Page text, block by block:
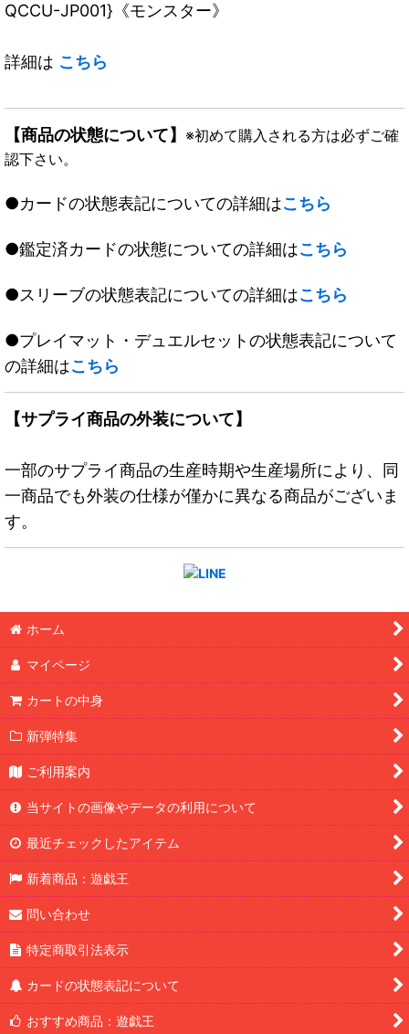
QCCU-JP001}《モンスター》
詳細は こちら
【商品の状態について】 ※初めて購入される方は必ずご確
認下さい。
●カードの状態表記についての詳細はこちら
●鑑定済カードの状態についての詳細はこちら
●スリーブの状態表記についての詳細はこちら
●プレイマット・デュエルセットの状態表記について
の詳細はこちら
【サプライ商品の外装について】
一部のサプライ商品の生産時期や生産場所により、同
一商品でも外装の仕様が僅かに異なる商品がございま
す。
ホーム
マイページ
カートの中身
新弾特集
ご利用案内
当サイトの画像やデータの利用について
最近チェックしたアイテム
新着商品：遊戯王
問い合わせ
特定商取引法表示
カードの状態表記について
おすすめ商品：遊戯王